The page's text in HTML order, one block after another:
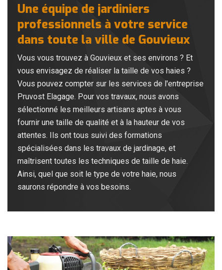
Une équipe de jardiniers
professionnels à votre service
dans toute la ville de Gouvieux
Vous vous trouvez à Gouvieux et ses environs ? Et
vous envisagez de réaliser la taille de vos haies ?
Vous pouvez compter sur les services de l'entreprise
Pruvost Elagage. Pour vos travaux, nous avons
sélectionné les meilleurs artisans aptes à vous
fournir une taille de qualité et à la hauteur de vos
attentes. Ils ont tous suivi des formations
spécialisées dans les travaux de jardinage, et
maîtrisent toutes les techniques de taille de haie.
Ainsi, quel que soit le type de votre haie, nous
saurons répondre à vos besoins.